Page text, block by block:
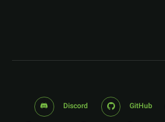
Discord GitHub